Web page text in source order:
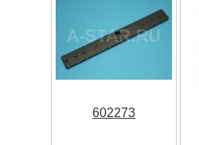
602273